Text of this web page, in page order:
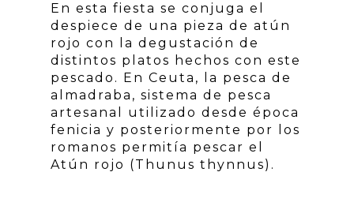
En esta fiesta se conjuga el
despiece de una pieza de atún
rojo con la degustación de
distintos platos hechos con este
pescado. En Ceuta, la pesca de
almadraba, sistema de pesca
artesanal utilizado desde época
fenicia y posteriormente por los
romanos permitía pescar el
Atún rojo (Thunus thynnus).